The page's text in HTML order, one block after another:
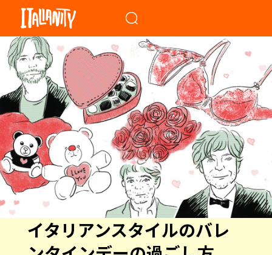
イタリアンスタイルのバレ